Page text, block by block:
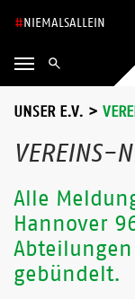
NIEMALSALLEIN
UNSER E.V. >
VEREINS-
Alle
Hannover
gebündelt.